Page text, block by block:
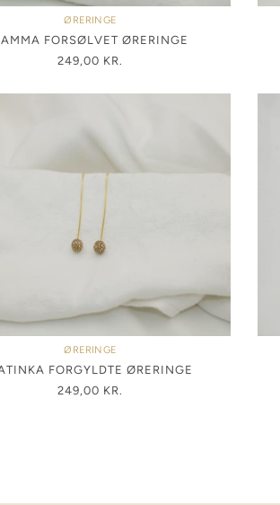
ØRERINGE
FORSØLVET ØRERINGE
249,00 KR.
ØRERINGE
FORGYLDTE ØRERINGE
249,00 KR.